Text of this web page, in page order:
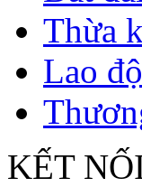
Thừa
Lao
KẾT